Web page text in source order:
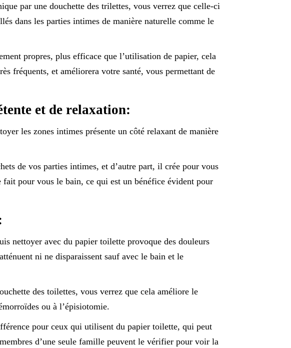
par une douchette des trilettes, vous verrez que celle-ci
dans les parties intimes de manière naturelle comme le
propres, plus efficace que l’utilisation de papier, cela
fréquents, et améliorera votre santé, vous permettant de
et de relaxation:
les zones intimes présente un côté relaxant de manière
de vos parties intimes, et d’autre part, il crée pour vous
fait pour vous le bain, ce qui est un bénéfice évident pour
nettoyer avec du papier toilette provoque des douleurs
ni ne disparaissent sauf avec le bain et le
des toilettes, vous verrez que cela améliore le
ou à l’épisiotomie.
pour ceux qui utilisent du papier toilette, qui peut
d’une seule famille peuvent le vérifier pour voir la